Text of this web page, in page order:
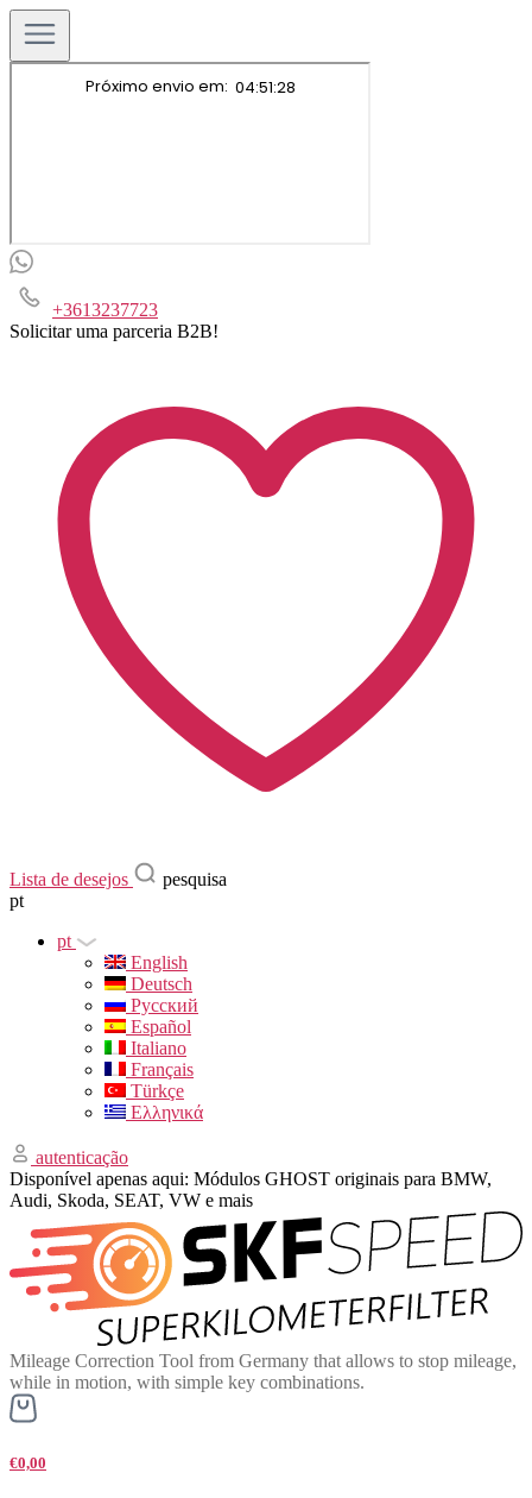
+3613237723
Solicitar uma parceria B2B!
Lista de desejos
pesquisa
pt
pt
English
Deutsch
Русский
Español
Italiano
Français
Türkçe
Ελληνικά
autenticação
Disponível apenas aqui: Módulos GHOST originais para BMW,
Audi, Skoda, SEAT, VW e mais
Mileage Correction Tool from Germany that allows to stop mileage,
while in motion, with simple key combinations.
€0,00